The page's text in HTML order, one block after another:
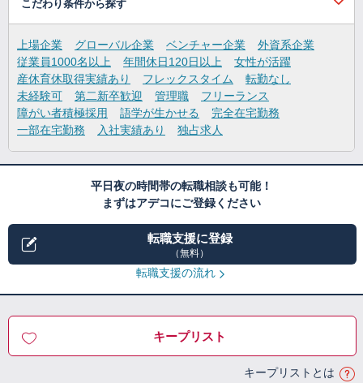
こだわり条件から探す
上場企業 グローバル企業 ベンチャー企業
外資系企業
従業員1000名以上
年間休日120日以上
女性が活躍
産休育休取得実績あり
フレックスタイム
転勤なし
未経験可
第二新卒歓迎 管理職
フリーランス
障がい者積極採用
語学が生かせる
完全在宅勤務
一部在宅勤務
入社実績あり 独占求人
平日夜の時間帯の転職相談も可能！
まずはアデコにご登録ください
転職支援に登録
（無料）
転職支援の流れ
キープリスト
キープリストとは